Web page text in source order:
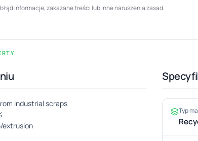
informacje, zakazane treści lub inne naruszenia zasad.
industrial scraps
extrusion
Typ